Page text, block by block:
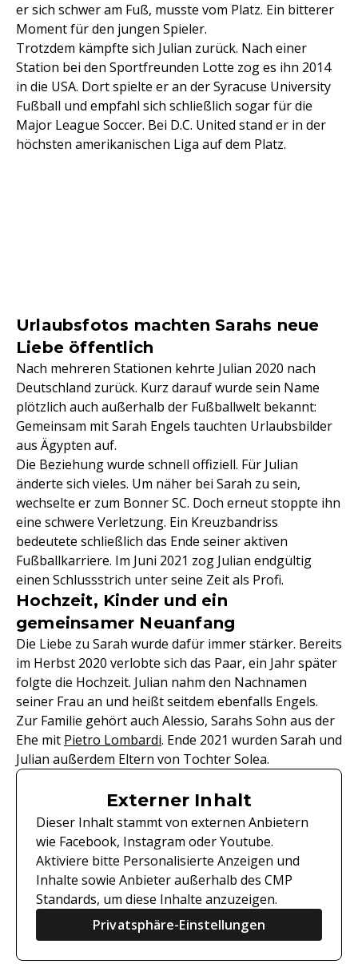
er sich schwer am Fuß, musste vom Platz. Ein bitterer
Moment für den jungen Spieler.
Trotzdem kämpfte sich Julian zurück. Nach einer
Station bei den Sportfreunden Lotte zog es ihn 2014
in die USA. Dort spielte er an der Syracuse University
Fußball und empfahl sich schließlich sogar für die
Major League Soccer. Bei D.C. United stand er in der
höchsten amerikanischen Liga auf dem Platz.
Urlaubsfotos machten Sarahs neue
Liebe öffentlich
Nach mehreren Stationen kehrte Julian 2020 nach
Deutschland zurück. Kurz darauf wurde sein Name
plötzlich auch außerhalb der Fußballwelt bekannt:
Gemeinsam mit Sarah Engels tauchten Urlaubsbilder
aus Ägypten auf.
Die Beziehung wurde schnell offiziell. Für Julian
änderte sich vieles. Um näher bei Sarah zu sein,
wechselte er zum Bonner SC. Doch erneut stoppte ihn
eine schwere Verletzung. Ein Kreuzbandriss
bedeutete schließlich das Ende seiner aktiven
Fußballkarriere. Im Juni 2021 zog Julian endgültig
einen Schlussstrich unter seine Zeit als Profi.
Hochzeit, Kinder und ein
gemeinsamer Neuanfang
Die Liebe zu Sarah wurde dafür immer stärker. Bereits
im Herbst 2020 verlobte sich das Paar, ein Jahr später
folgte die Hochzeit. Julian nahm den Nachnamen
seiner Frau an und heißt seitdem ebenfalls Engels.
Zur Familie gehört auch Alessio, Sarahs Sohn aus der
Ehe mit Pietro Lombardi. Ende 2021 wurden Sarah und
Julian außerdem Eltern von Tochter Solea.
Externer Inhalt
Dieser Inhalt stammt von externen Anbietern
wie Facebook, Instagram oder Youtube.
Aktiviere bitte Personalisierte Anzeigen und
Inhalte sowie Anbieter außerhalb des CMP
Standards, um diese Inhalte anzuzeigen.
Privatsphäre-Einstellungen